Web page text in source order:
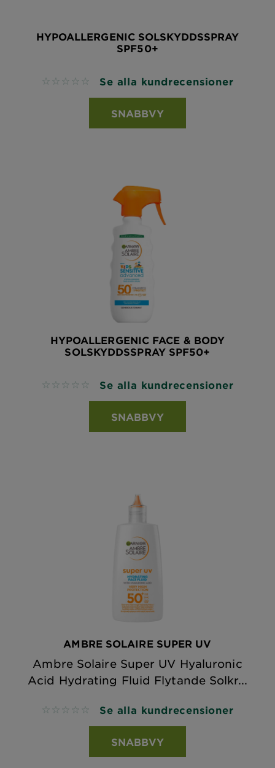
HYPOALLERGENIC SOLSKYDDSSPRAY
SPF50+
No reviews Se alla kundrecensioner
SNABBVY
HYPOALLERGENIC FACE & BODY
SOLSKYDDSSPRAY SPF50+
No reviews Se alla kundrecensioner
SNABBVY
AMBRE SOLAIRE SUPER UV
Ambre Solaire Super UV Hyaluronic
Acid Hydrating Fluid Flytande Solkr...
No reviews Se alla kundrecensioner
SNABBVY